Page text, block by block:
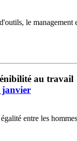
le management
au travail
janvier
entre les